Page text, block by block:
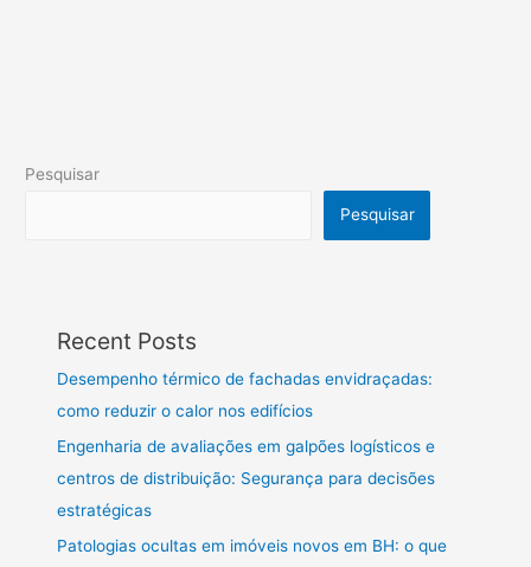
Pesquisar
Pesquisar
Recent Posts
Desempenho térmico de fachadas envidraçadas:
como reduzir o calor nos edifícios
Engenharia de avaliações em galpões logísticos e
centros de distribuição: Segurança para decisões
estratégicas
Patologias ocultas em imóveis novos em BH: o que